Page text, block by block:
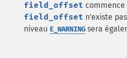
field_offset commence
field_offset n'existe
niveau E_WARNING sera